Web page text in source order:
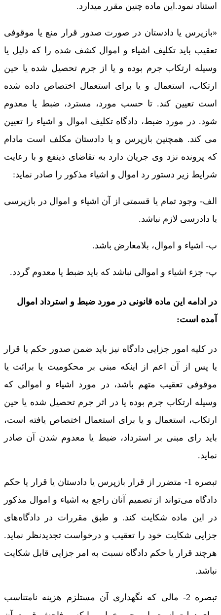
استناد نمود.این ماده چنین مقرر میدارد.
«بازپرس یا دادستان در صورت صدور قرار منع یا موقوفی
تعقیب باید تکلیف اشیاء و اموال کشف شده را که دلیل یا
وسیله ارتکاب جرم بوده و یا از جرم تحصیل شده یا حین
ارتکاب، استعمال و یا برای استعمال اختصاص داده شده
است تعیین کند. تا حسب مورد، مسترد، ضبط یا معدوم
شود. در مورد ضبط، دادگاه تکلیف اموال و اشیاء را تعیین
می کند. همچنین بازپرس و یا دادستان مکلف است مادام
که پرونده نزد وی جریان دارد به تقاضای ذینفع و با رعایت
شرایط زیر دستور رد اموال و اشیاء مذکور را صادر نماید:
الف- وجود تمام یا قسمتی از آن اشیاء و اموال در بازپرسی
یا دادرسی لازم نباشد.
ب- اشیاء و اموال، بلامعارض باشد.
پ- جزء اشیاء و اموالی نباشد که باید ضبط یا معدوم گردد.
در ادامه این ماده قانونی در مورد ضبط و استرداد اموال
آمده است:
در کلیه امور جزایی دادگاه نیز باید ضمن صدور حکم یا قرار
یا پس از آن اعم از اینکه مبنی بر محکومیت یا برائت یا
موقوفی تعقیب متهم باشد، در مورد اشیاء و اموالی که
وسیله ارتکاب جرم بوده یا در اثر جرم تحصیل شده یا حین
ارتکاب، استعمال و یا برای استعمال اختصاص یافته است،
باید رای مبنی بر استرداد، ضبط یا معدوم شدن آن صادر
نماید.
تبصره 1- متضرر از قرار بازپرس یا دادستان یا قرار یا حکم
دادگاه می‌تواند از تصمیم آنان راجع به اشیاء و اموال مذکور
در این ماده شکایت کند. و طبق مقررات در دادگاه‌های
جزایی شکایت خود را تعقیب و درخواست تجدیدنظر نماید.
هرچند قرار یا حکم دادگاه نسبت به امر جزایی قابل شکایت
نباشد.
تبصره 2- مالی که نگهداری آن مستلزم هزینه نامتناسب